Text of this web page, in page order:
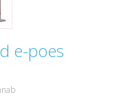
e-poes